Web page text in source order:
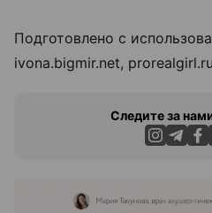
Подготовлено с
ivona.bigmir.net,
Следите за